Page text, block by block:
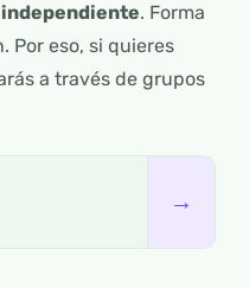
independiente. Forma
Por eso, si quieres
a través de grupos
→